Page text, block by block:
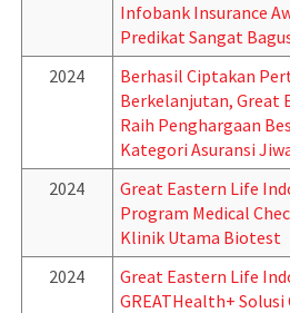
Infobank Insurance
Predikat Sangat
2024
Berhasil Ciptakan
Berkelanjutan, Great
Raih Penghargaan
Kategori Asuransi
2024
Great Eastern Life
Program Medical
Klinik Utama Biotest
2024
Great Eastern Life
GREATHealth+